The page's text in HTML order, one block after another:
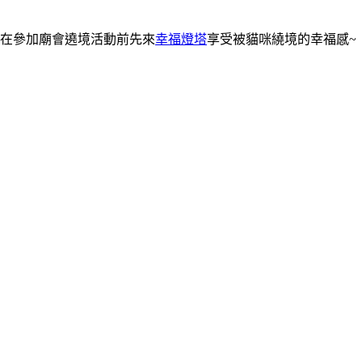
在參加廟會遶境活動前先來幸福燈塔享受被貓咪繞境的幸福感~